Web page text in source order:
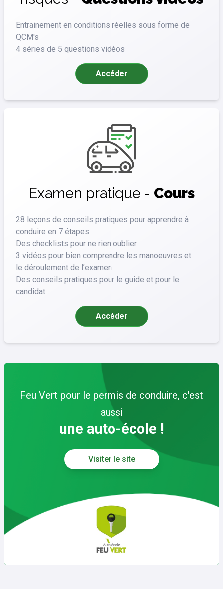
Entrainement en conditions réelles sous forme de
QCM's
4 séries de 5 questions vidéos
Accéder
Examen pratique - Cours
28 leçons de conseils pratiques pour apprendre à
conduire en 7 étapes
Des checklists pour ne rien oublier
3 vidéos pour bien comprendre les manoeuvres et
le déroulement de l’examen
Des conseils pratiques pour le guide et pour le
candidat
Accéder
Feu Vert pour le permis de conduire, c'est
aussi
une auto-école !
Visiter le site